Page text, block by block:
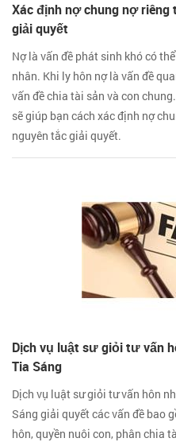
Xác định nợ chung nợ riêng
giải quyết
Nợ là vấn đề phát sinh khó có
nhân. Khi ly hôn nợ là vấn đề
vấn đề chia tài sản và con
sẽ giúp bạn cách xác định nợ
nguyên tắc giải quyết.
Dịch vụ luật sư giỏi tư vấn
Tia Sáng
Dịch vụ luật sư giỏi tư vấn hôn
Sáng giải quyết các vấn đề bao
hôn, quyền nuôi con, phân chia